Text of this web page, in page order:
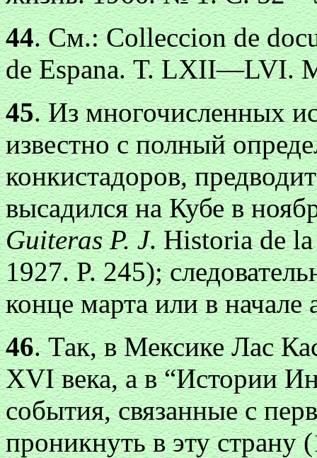
44. См.: Colleccion de
de Espana. Т. LXII—LVI.
45. Из многочисленных
известно с полный
конкистадоров,
высадился на Кубе в
Guiteras P. J. Historia de
1927. P. 245);
конце марта или в начале
46. Так, в Мексике Лас
XVI века, а в “Истории
события, связанные с
проникнуть в эту